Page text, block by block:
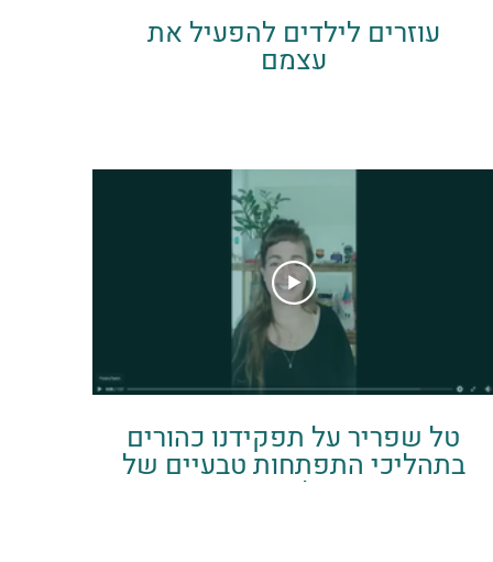
עוזרים לילדים להפעיל את
עצמם
טל שפריר על תפקידנו כהורים
בתהליכי התפתחות טבעיים של
ילדינו